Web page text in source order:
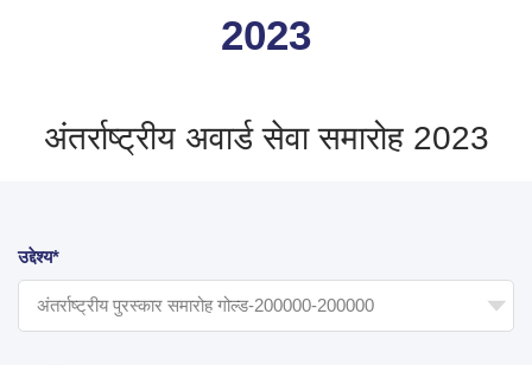
2023
अंतर्राष्ट्रीय अवार्ड सेवा समारोह 2023
उद्देश्य*